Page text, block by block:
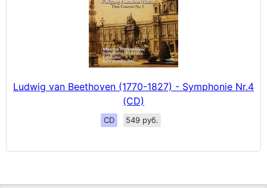
Ludwig van Beethoven (1770-1827) - Symphonie Nr.4
(CD)
CD 549 руб.